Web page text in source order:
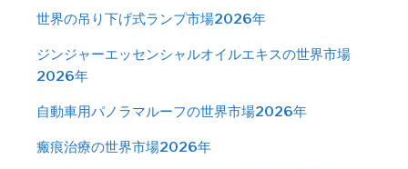
世界の吊り下げ式ランプ市場2026年
ジンジャーエッセンシャルオイルエキスの世界市場
2026年
自動車用パノラマルーフの世界市場2026年
瘢痕治療の世界市場2026年